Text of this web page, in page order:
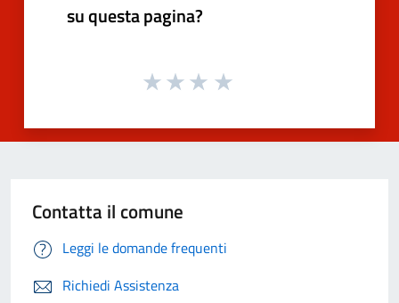
su questa pagina?
Contatta il comune
Leggi le domande frequenti
Richiedi Assistenza